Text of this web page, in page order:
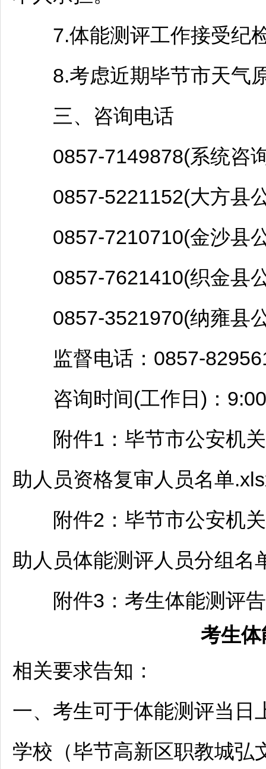
7.体能测评工作接受纪检
8.考虑近期毕节市天气
三、咨询电话
0857-7149878(系统咨
0857-5221152(大方县
0857-7210710(金沙县
0857-7621410(织金县
0857-3521970(纳雍县
监督电话：0857-
咨询时间(工作日)：
附件1： 毕节市公安机
助人员资格复审人员名单
附件2： 毕节市公安机
助人员体能测评人员分组名
附件3：考生体能测评告
考生
相关要求告知：
一、考生可于体能测评当日
学校（毕节高新区职教城弘